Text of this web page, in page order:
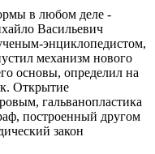
в любом деле -
Васильевич
энциклопедистом,
механизм нового
основы, определил на
Открытие
гальванопластика
построенный другом
закон